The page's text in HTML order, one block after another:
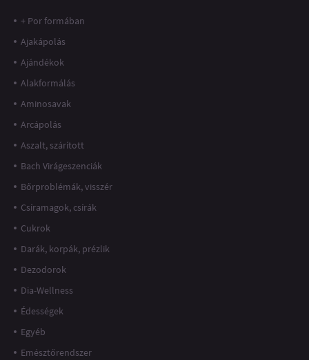
+ Por formában
Ajakápolás
Ajándékok
Alakformálás
Aminosavak
Arcápolás
Aszalt, szárított
Bach Virágeszenciák
Bőrproblémák, visszér
Csíramagok, csírák
Cukrok
Darák, korpák, prézlik
Dezodorok
Dia-Wellness
Édességek
Egyéb
Emésztőrendszer